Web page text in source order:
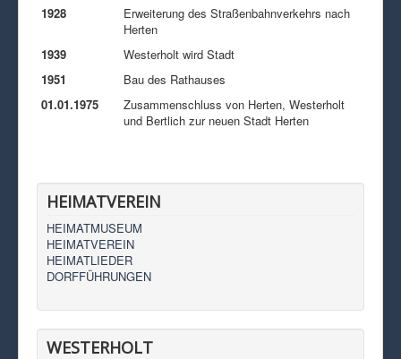
1928
Erweiterung des Straßenbahnverkehrs nach
Herten
1939
Westerholt wird Stadt
1951
Bau des Rathauses
01.01.1975
Zusammenschluss von Herten, Westerholt
und Bertlich zur neuen Stadt Herten
HEIMATVEREIN
HEIMATMUSEUM
HEIMATVEREIN
HEIMATLIEDER
DORFFÜHRUNGEN
WESTERHOLT